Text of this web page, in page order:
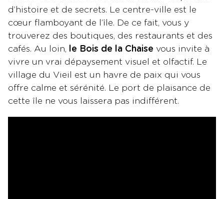
d’histoire et de secrets. Le centre-ville est le
cœur flamboyant de l’île. De ce fait, vous y
trouverez des boutiques, des restaurants et des
cafés. Au loin, le Bois de la Chaise vous invite à
vivre un vrai dépaysement visuel et olfactif. Le
village du Vieil est un havre de paix qui vous
offre calme et sérénité. Le port de plaisance de
cette île ne vous laissera pas indifférent.